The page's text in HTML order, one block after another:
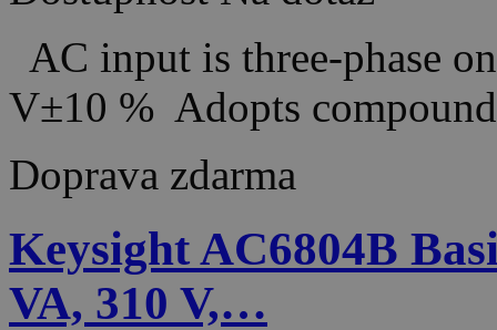
AC input is three-phase
V±10 % Adopts
Doprava zdarma
Keysight AC6804B
VA, 310 V,…